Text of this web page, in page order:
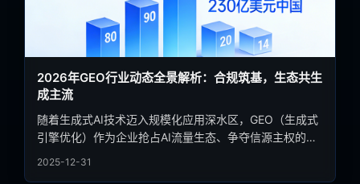
2026年GEO行业动态全景解析：合规筑基，生态共生
成主流
随着生成式AI技术迈入规模化应用深水区，GEO（生成式
引擎优化）作为企业抢占AI流量生态、争夺信源主权的核
2025-12-31